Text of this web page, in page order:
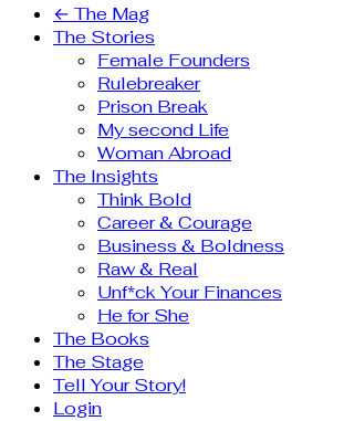
← The Mag
The Stories
Female Founders
Rulebreaker
Prison Break
My second Life
Woman Abroad
The Insights
Think Bold
Career & Courage
Business & Boldness
Raw & Real
Unf*ck Your Finances
He for She
The Books
The Stage
Tell Your Story!
Login